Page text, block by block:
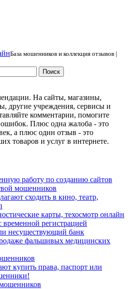
База мошенников и коллекция отзывов |
На сайты, магазины,
другие учреждения, сервисы и
комментарии, помогите
Плюс одна жалоба - это
а плюс один отзыв - это
товаров и услуг в интернете.
работу по созданию сайтов
мошенников
сходить в кино, театр,
карты, техосмотр онлайн
регистрацией
несуществующий банк
фальшивых медицинских
купить права, паспорт или